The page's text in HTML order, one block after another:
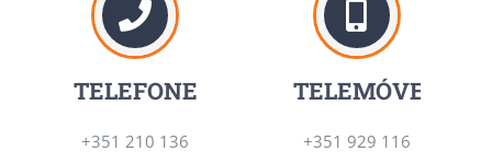
TELEFONE
+351 210 136
TELEMÓVEL
+351 929 116